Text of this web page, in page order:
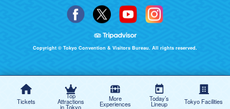
Tickets
Top
Attractions
in Tokyo
More
Experiences
Today’s
Lineup Tokyo Facilities
Copyright © Tokyo Convention & Visitors Bureau. All rights reserved.